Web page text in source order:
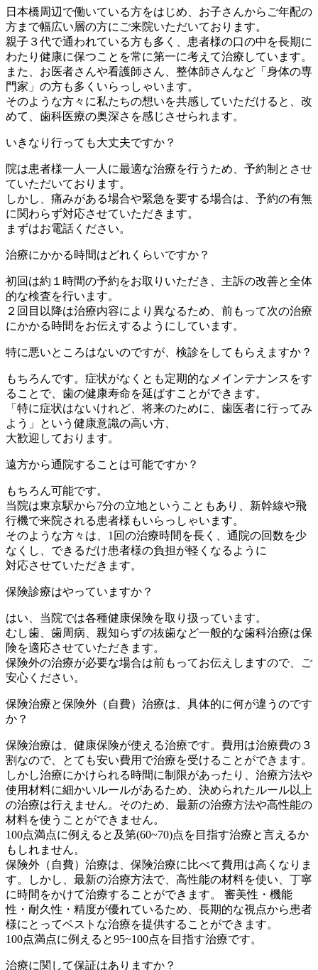
日本橋周辺で働いている方をはじめ、お子さんからご年配の
方まで幅広い層の方にご来院いただいております。
親子３代で通われている方も多く、患者様の口の中を長期に
わたり健康に保つことを常に第一に考えて治療しています。
また、お医者さんや看護師さん、整体師さんなど「身体の専
門家」の方も多くいらっしゃいます。
そのような方々に私たちの想いを共感していただけると、改
めて、歯科医療の奥深さを感じさせられます。
いきなり行っても大丈夫ですか？
院は患者様一人一人に最適な治療を行うため、予約制とさせ
ていただいております。
しかし、痛みがある場合や緊急を要する場合は、予約の有無
に関わらず対応させていただきます。
まずはお電話ください。
治療にかかる時間はどれくらいですか？
初回は約１時間の予約をお取りいただき、主訴の改善と全体
的な検査を行います。
２回目以降は治療内容により異なるため、前もって次の治療
にかかる時間をお伝えするようにしています。
特に悪いところはないのですが、検診をしてもらえますか？
もちろんです。症状がなくとも定期的なメインテナンスをす
ることで、歯の健康寿命を延ばすことができます。
「特に症状はないけれど、将来のために、歯医者に行ってみ
よう」という健康意識の高い方、
大歓迎しております。
遠方から通院することは可能ですか？
もちろん可能です。
当院は東京駅から7分の立地ということもあり、新幹線や飛
行機で来院される患者様もいらっしゃいます。
そのような方々は、1回の治療時間を長く、通院の回数を少
なくし、できるだけ患者様の負担が軽くなるように
対応させていただきます。
保険診療はやっていますか？
はい、当院では各種健康保険を取り扱っています。
むし歯、歯周病、親知らずの抜歯など一般的な歯科治療は保
険を適応させていただきます。
保険外の治療が必要な場合は前もってお伝えしますので、ご
安心ください。
保険治療と保険外（自費）治療は、具体的に何が違うのです
か？
保険治療は、健康保険が使える治療です。費用は治療費の３
割なので、とても安い費用で治療を受けることができます。
しかし治療にかけられる時間に制限があったり、治療方法や
使用材料に細かいルールがあるため、決められたルール以上
の治療は行えません。そのため、最新の治療方法や高性能の
材料を使うことができません。
100点満点に例えると及第(60~70)点を目指す治療と言えるか
もしれません。
保険外（自費）治療は、保険治療に比べて費用は高くなりま
す。しかし、最新の治療方法で、高性能の材料を使い、丁寧
に時間をかけて治療することができます。 審美性・機能
性・耐久性・精度が優れているため、長期的な視点から患者
様にとってベストな治療を提供することができます。
100点満点に例えると95~100点を目指す治療です。
治療に関して保証はありますか？